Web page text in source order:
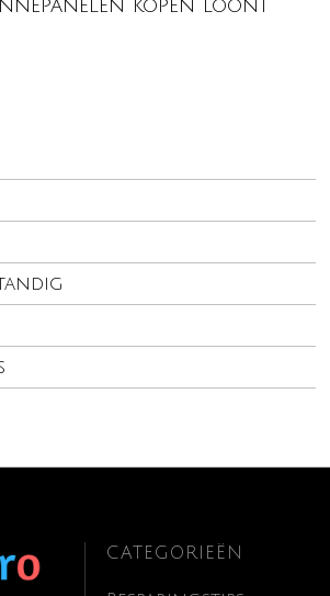
kopen loont
CATEGORIEËN